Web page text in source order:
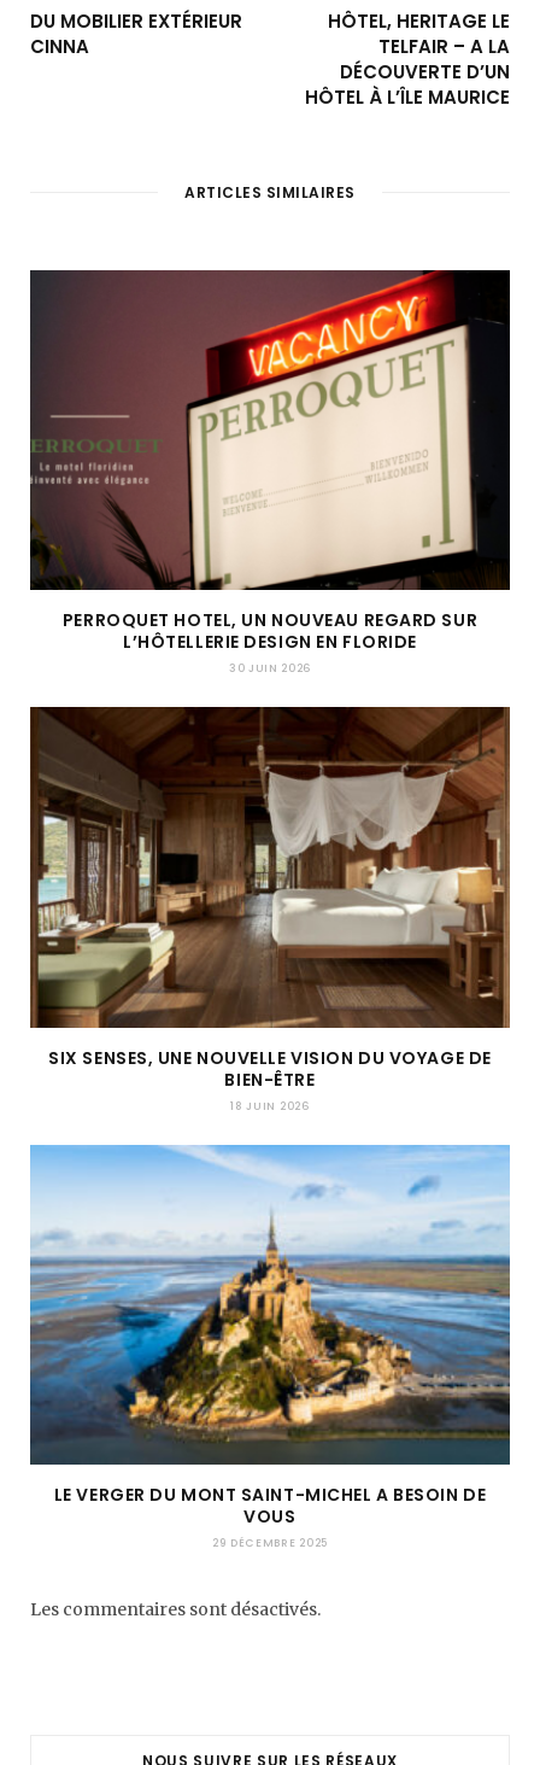
DU MOBILIER EXTÉRIEUR
CINNA
HÔTEL, HERITAGE LE
TELFAIR – A LA
DÉCOUVERTE D’UN
HÔTEL À L’ÎLE MAURICE
ARTICLES SIMILAIRES
PERROQUET HOTEL, UN NOUVEAU REGARD SUR
L’HÔTELLERIE DESIGN EN FLORIDE
30 JUIN 2026
SIX SENSES, UNE NOUVELLE VISION DU VOYAGE DE
BIEN-ÊTRE
18 JUIN 2026
LE VERGER DU MONT SAINT-MICHEL A BESOIN DE
VOUS
29 DÉCEMBRE 2025
Les commentaires sont désactivés.
NOUS SUIVRE SUR LES RÉSEAUX